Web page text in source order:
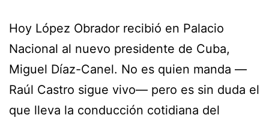
Hoy López Obrador recibió en Palacio
Nacional al nuevo presidente de Cuba,
Miguel Díaz-Canel. No es quien manda —
Raúl Castro sigue vivo— pero es sin duda el
que lleva la conducción cotidiana del